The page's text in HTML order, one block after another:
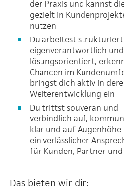
der Praxis und kannst
gezielt in
nutzen
Du arbeitest strukturiert,
eigenverantwortlich und
lösungsorientiert,
Chancen im
bringst dich aktiv in
Weiterentwicklung ein
Du trittst souverän und
verbindlich auf,
klar und auf Augenhöhe
ein verlässlicher
für Kunden, Partner und
Das bieten wir dir: